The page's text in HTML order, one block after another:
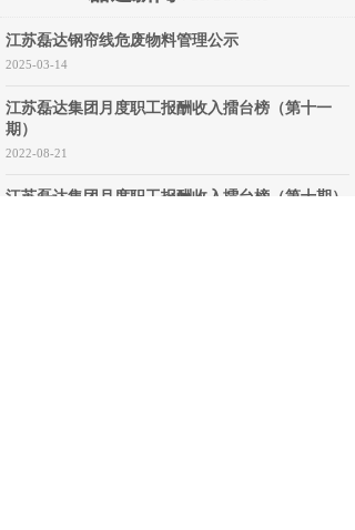
江苏磊达钢帘线危废物料管理公示
2025-03-14
江苏磊达集团月度职工报酬收入擂台榜（第十一
期）
2022-08-21
江苏磊达集团月度职工报酬收入擂台榜（第十期）